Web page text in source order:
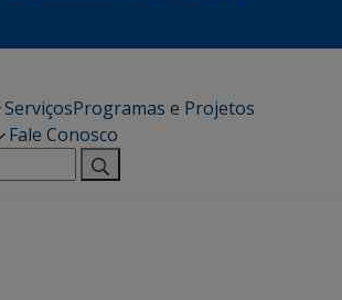
ServiçosProgramas e Projetos
Fale Conosco